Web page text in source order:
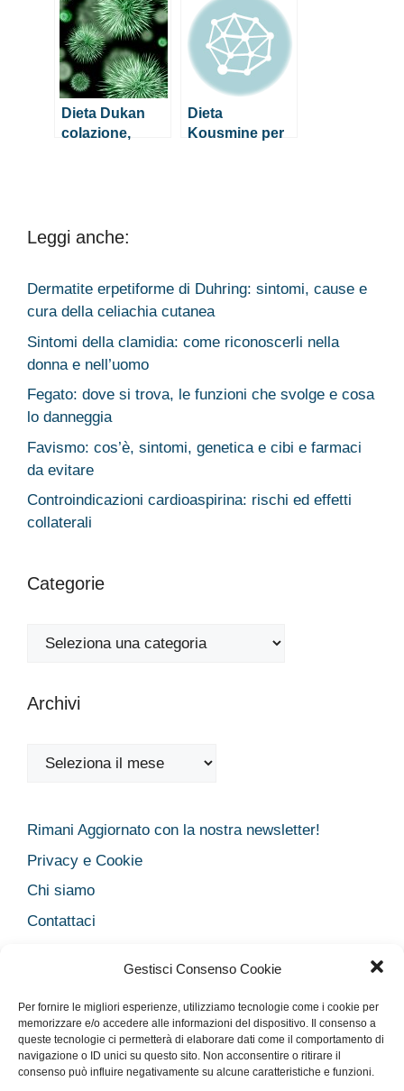
Gestisci Consenso Cookie
Per fornire le migliori esperienze, utilizziamo tecnologie come i cookie per
memorizzare e/o accedere alle informazioni del dispositivo. Il consenso a
queste tecnologie ci permetterà di elaborare dati come il comportamento di
navigazione o ID unici su questo sito. Non acconsentire o ritirare il
consenso può influire negativamente su alcune caratteristiche e funzioni.
di scorie
Dieta Dukan
colazione,
Dieta
Kousmine per
Leggi anche:
Dermatite erpetiforme di Duhring: sintomi, cause e
cura della celiachia cutanea
Sintomi della clamidia: come riconoscerli nella
donna e nell’uomo
Fegato: dove si trova, le funzioni che svolge e cosa
lo danneggia
Favismo: cos’è, sintomi, genetica e cibi e farmaci
da evitare
Controindicazioni cardioaspirina: rischi ed effetti
collaterali
Categorie
Categorie
Archivi
Archivi
Rimani Aggiornato con la nostra newsletter!
Privacy e Cookie
Chi siamo
Contattaci
Cookie Policy
Disclaimer medico
Disconoscimento